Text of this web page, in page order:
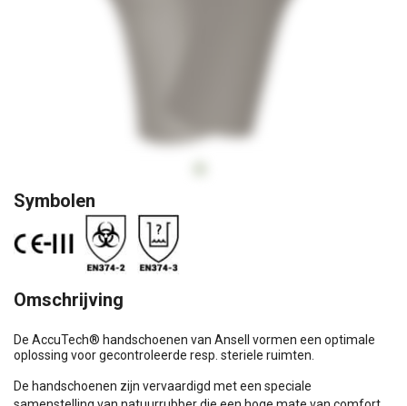
Symbolen
Omschrijving
De AccuTech® handschoenen van Ansell vormen een optimale
oplossing voor gecontroleerde resp. steriele ruimten.
De handschoenen zijn vervaardigd met een speciale